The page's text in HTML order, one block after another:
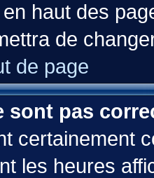
haut des
de
de page
sont pas
certainement
les heures